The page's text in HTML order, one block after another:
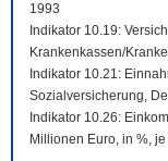
1993
Indikator 10.19:
Krankenkassen/
Indikator 10.21:
Sozialversicherung,
Indikator 10.26:
Millionen Euro, in %,